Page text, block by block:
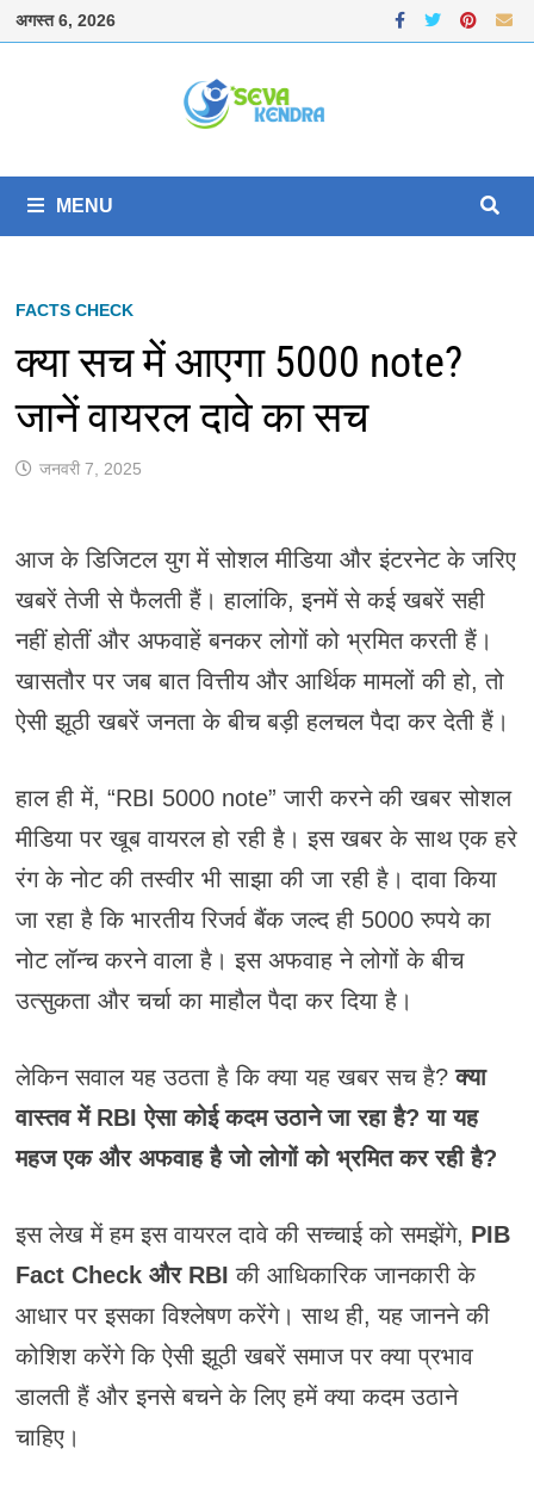
Skip
अगस्त 6, 2026
MENU
FACTS CHECK
क्या सच में आएगा 5000 note?
जानें वायरल दावे का सच
जनवरी 7, 2025
आज के डिजिटल युग में सोशल मीडिया और इंटरनेट के जरिए
खबरें तेजी से फैलती हैं। हालांकि, इनमें से कई खबरें सही
नहीं होतीं और अफवाहें बनकर लोगों को भ्रमित करती हैं।
खासतौर पर जब बात वित्तीय और आर्थिक मामलों की हो, तो
ऐसी झूठी खबरें जनता के बीच बड़ी हलचल पैदा कर देती हैं।
हाल ही में, “RBI 5000 note” जारी करने की खबर सोशल
मीडिया पर खूब वायरल हो रही है। इस खबर के साथ एक हरे
रंग के नोट की तस्वीर भी साझा की जा रही है। दावा किया
जा रहा है कि भारतीय रिजर्व बैंक जल्द ही 5000 रुपये का
नोट लॉन्च करने वाला है। इस अफवाह ने लोगों के बीच
उत्सुकता और चर्चा का माहौल पैदा कर दिया है।
लेकिन सवाल यह उठता है कि क्या यह खबर सच है?क्या
वास्तव में RBI ऐसा कोई कदम उठाने जा रहा है? या यह
महज एक और अफवाह है जो लोगों को भ्रमित कर रही है?
इस लेख में हम इस वायरल दावे की सच्चाई को समझेंगे, PIB
Fact Check और RBI की आधिकारिक जानकारी के
आधार पर इसका विश्लेषण करेंगे। साथ ही, यह जानने की
कोशिश करेंगे कि ऐसी झूठी खबरें समाज पर क्या प्रभाव
डालती हैं और इनसे बचने के लिए हमें क्या कदम उठाने
चाहिए।